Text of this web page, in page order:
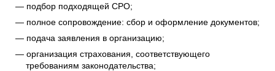
подбор подходящей СРО;
полное сопровождение: сбор и оформление документов;
подача заявления в организацию;
организация страхования, соответствующего
требованиям законодательства;